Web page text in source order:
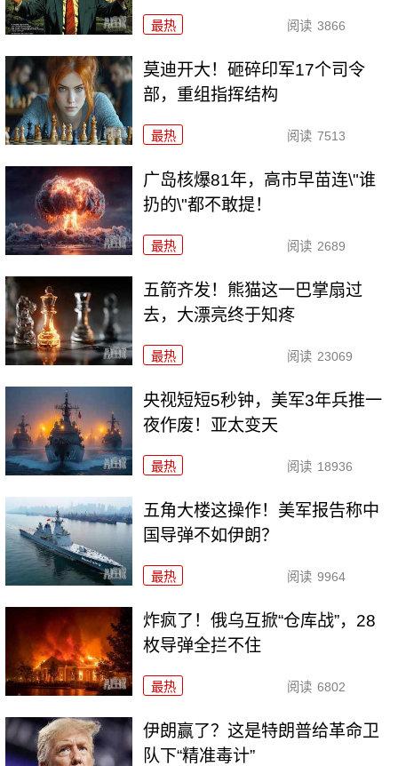
最热 阅读 3866
莫迪开大！砸碎印军17个司令
部，重组指挥结构
最热 阅读 7513
广岛核爆81年，高市早苗连\"谁
扔的\"都不敢提！
最热 阅读 2689
五箭齐发！熊猫这一巴掌扇过
去，大漂亮终于知疼
最热 阅读 23069
央视短短5秒钟，美军3年兵推一
夜作废！亚太变天
最热 阅读 18936
五角大楼这操作！美军报告称中
国导弹不如伊朗？
最热 阅读 9964
炸疯了！俄乌互掀“仓库战”，28
枚导弹全拦不住
最热 阅读 6802
伊朗赢了？这是特朗普给革命卫
队下“精准毒计”